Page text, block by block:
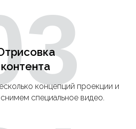
контента
концепций проекции и
специальное видео.